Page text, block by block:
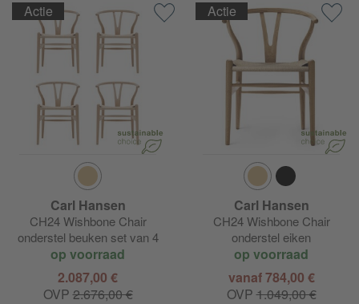
Actie
Carl Hansen
CH24 Wishbone Chair
onderstel beuken set van 4
op voorraad
2.087,00 €
OVP2.676,00 €
Actie
Carl Hansen
CH24 Wishbone Chair
onderstel eiken
op voorraad
vanaf 784,00 €
OVP1.049,00 €